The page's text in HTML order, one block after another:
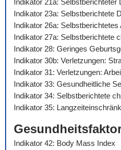
Indikator 21a: Selbstberichteter
Indikator 23a: Selbstberichtete
Indikator 26a: Selbstberichtetes
Indikator 27a: Selbstberichtete
Indikator 28: Geringes
Indikator 30b: Verletzungen:
Indikator 31: Verletzungen:
Indikator 33: Gesundheitliche
Indikator 34: Selbstberichtete
Indikator 35:
Indikator 42: Body Mass Index